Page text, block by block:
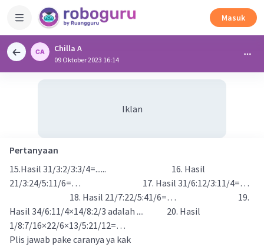
Masuk
Chilla A
09 Oktober 2023 16:14
Iklan
Pertanyaan
15.Hasil 31/3:2/3:3/4=...... 16. Hasil
21/3:24/5:11/6=… 17. Hasil 31/6:12/3:11/4=…
18. Hasil 21/7:22/5:41/6=… 19.
Hasil 34/6:11/4×14/8:2/3 adalah .... 20. Hasil
1/8:7/16×22/6×13/5:21/12=…
Plis jawab pake caranya ya kak